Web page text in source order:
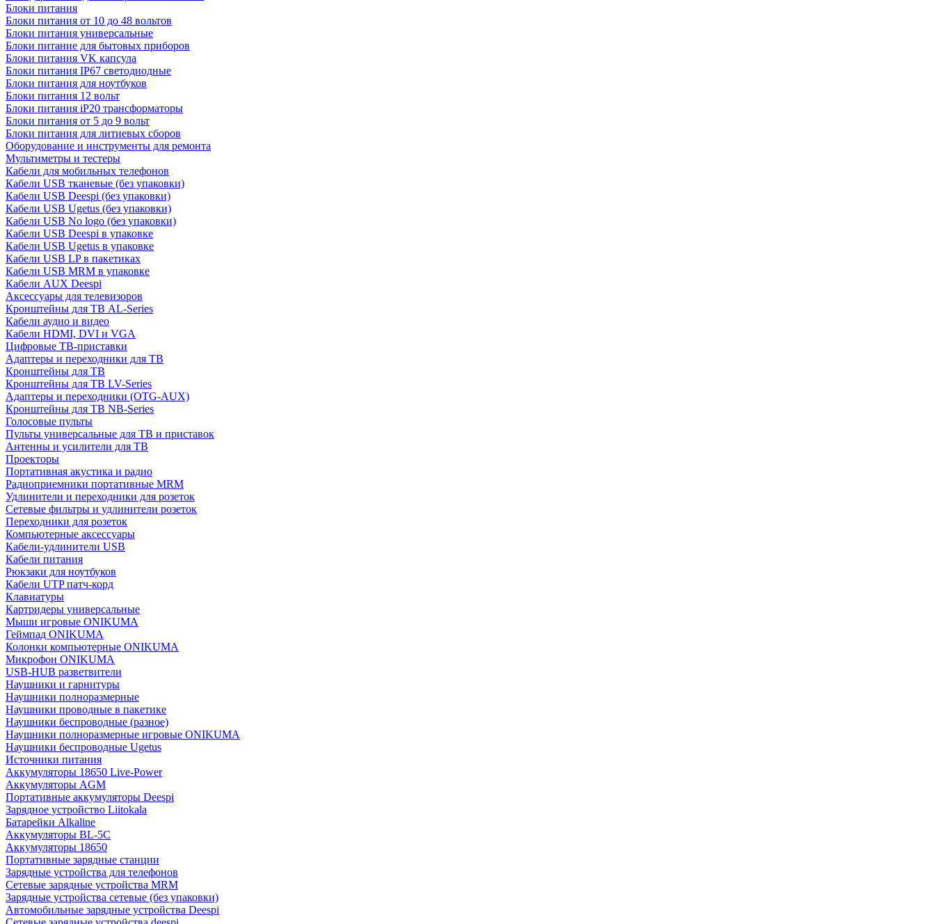
Блоки питания
Блоки питания от 10 до 48 вольтов
Блоки питания универсальные
Блоки питание для бытовых приборов
Блоки питания VK капсула
Блоки питания IP67 светодиодные
Блоки питания для ноутбуков
Блоки питания 12 вольт
Блоки питания iP20 трансформаторы
Блоки питания от 5 до 9 вольт
Блоки питания для литиевых сборов
Оборудование и инструменты для ремонта
Мультиметры и тестеры
Кабели для мобильных телефонов
Кабели USB тканевые (без упаковки)
Кабели USB Deespi (без упаковки)
Кабели USB Ugetus (без упаковки)
Кабели USB No logo (без упаковки)
Кабели USB Deespi в упаковке
Кабели USB Ugetus в упаковке
Кабели USB LP в пакетиках
Кабели USB MRM в упаковке
Кабели AUX Deespi
Аксессуары для телевизоров
Кронштейны для ТВ AL-Series
Кабели аудио и видео
Кабели HDMI, DVI и VGA
Цифровые ТВ-приставки
Адаптеры и переходники для ТВ
Кронштейны для ТВ
Кронштейны для ТВ LV-Series
Адаптеры и переходники (OTG-AUX)
Кронштейны для ТВ NB-Series
Голосовые пульты
Пульты универсальные для ТВ и приставок
Антенны и усилители для ТВ
Проекторы
Портативная акустика и радио
Радиоприемники портативные MRM
Удлинители и переходники для розеток
Сетевые фильтры и удлинители розеток
Переходники для розеток
Компьютерные аксессуары
Кабели-удлинители USB
Кабели питания
Рюкзаки для ноутбуков
Кабели UTP патч-корд
Клавиатуры
Картридеры универсальные
Мыши игровые ONIKUMA
Геймпад ONIKUMA
Колонки компьютерные ONIKUMA
Микрофон ONIKUMA
USB-HUB разветвители
Наушники и гарнитуры
Наушники полноразмерные
Наушники проводные в пакетике
Наушники беспроводные (разное)
Наушники полноразмерные игровые ONIKUMA
Наушники беспроводные Ugetus
Источники питания
Аккумуляторы 18650 Live-Power
Аккумуляторы АGM
Портативные аккумуляторы Deespi
Зарядное устройство Liitokala
Батарейки Alkaline
Аккумуляторы BL-5C
Аккумуляторы 18650
Портативные зарядные станции
Зарядные устройства для телефонов
Сетевые зарядные устройства MRM
Зарядные устройства сетевые (без упаковки)
Автомобильные зарядные устройства Deespi